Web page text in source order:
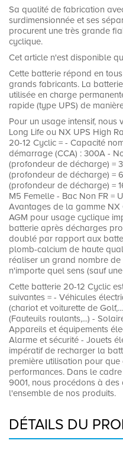
Sa qualité de fabrication
surdimensionnée et ses
procurent une très grande
cyclique.
Cet article n'est disponible
Cette batterie répond en
grands fabricants. La
utilisée en charge
rapide (type UPS) de
Pour un usage intensif,
Long Life ou NX UPS High
20-12 Cyclic = - Capacité
démarrage (CCA) : 300A -
(profondeur de décharge) =
(profondeur de décharge) =
(profondeur de décharge) =
M5 Femelle - Bac Non FR =
Avantages de la gamme NX
AGM pour usage cyclique
batterie après décharges
doublé par rapport aux
plomb-calcium de haute
réaliser un grand nombre
n'importe quel sens (sauf
Cette batterie 20-12 Cyclic
suivantes = - Véhicules
(chariot et voiturette de
(Fauteuils roulants,...) -
Appareils et équipements
Alarme et sécurité - Jouets
impératif de recharger la
première utilisation pour
performances. Dans le
9001, nous procédons à
l'ensemble de nos produits.
DÉTAILS DU